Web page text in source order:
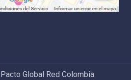
Pacto Global Red Colombia